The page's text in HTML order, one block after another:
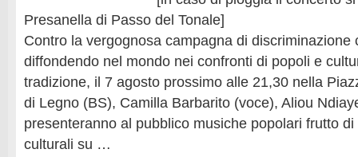
Presanella di Passo del Tonale]
Contro la vergognosa campagna di discriminazione
diffondendo nel mondo nei confronti di popoli e
tradizione, il 7 agosto prossimo alle 21,30 nella
di Legno (BS), Camilla Barbarito (voce), Aliou
presenteranno al pubblico musiche popolari frutto
culturali su …